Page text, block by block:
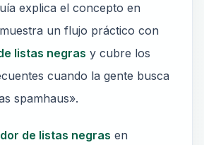
explica el concepto en
un flujo práctico con
listas negras y cubre los
cuando la gente busca
spamhaus».
de listas negras en